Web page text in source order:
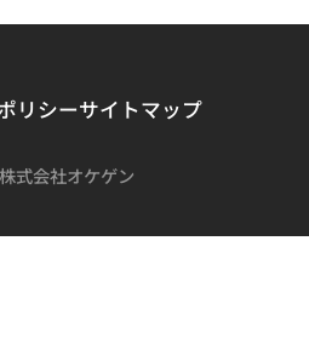
リシーサイトマップ
式会社オケゲン